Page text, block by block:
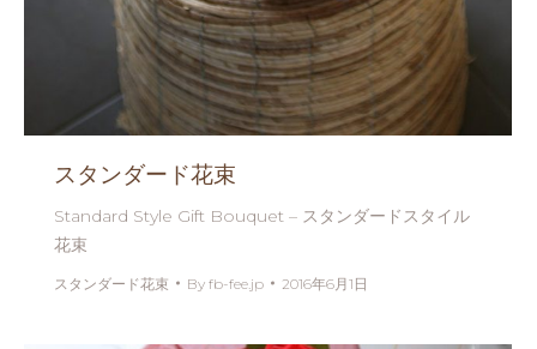
スタンダード花束
Standard Style Gift Bouquet – スタンダードスタイル
花束
スタンダード花束 By fb-fee.jp 2016年6月1日